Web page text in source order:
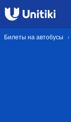
Билеты на автобусы